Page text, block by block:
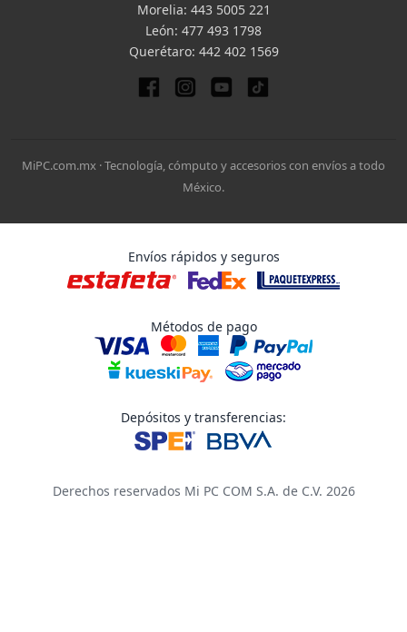
Morelia: 443 5005 221
León: 477 493 1798
Querétaro: 442 402 1569
MiPC.com.mx · Tecnología, cómputo y accesorios con envíos a todo
México.
Envíos rápidos y seguros
Métodos de pago
Depósitos y transferencias:
Derechos reservados Mi PC COM S.A. de C.V. 2026